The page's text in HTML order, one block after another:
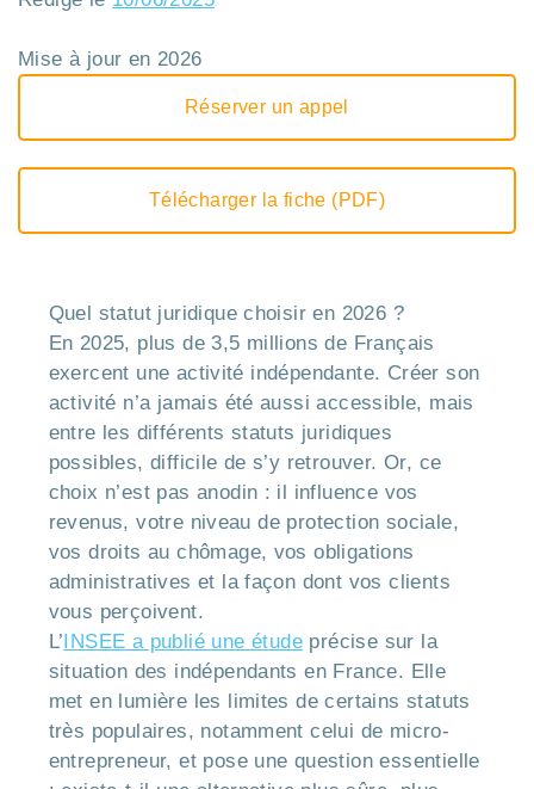
Mise à jour en 2026
Réserver un appel
Télécharger la fiche (PDF)
Quel statut juridique choisir en 2026 ?
En 2025, plus de 3,5 millions de Français
exercent une activité indépendante. Créer son
activité n’a jamais été aussi accessible, mais
entre les différents statuts juridiques
possibles, difficile de s’y retrouver. Or, ce
choix n’est pas anodin : il influence vos
revenus, votre niveau de protection sociale,
vos droits au chômage, vos obligations
administratives et la façon dont vos clients
vous perçoivent.
L’INSEE a publié une étudeprécise sur la
situation des indépendants en France. Elle
met en lumière les limites de certains statuts
très populaires, notamment celui de micro-
entrepreneur, et pose une question essentielle